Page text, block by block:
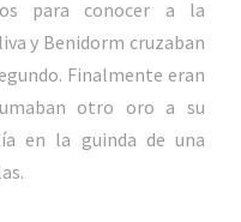
para conocer a la
y Benidorm cruzaban
Finalmente eran
otro oro a su
en la guinda de una